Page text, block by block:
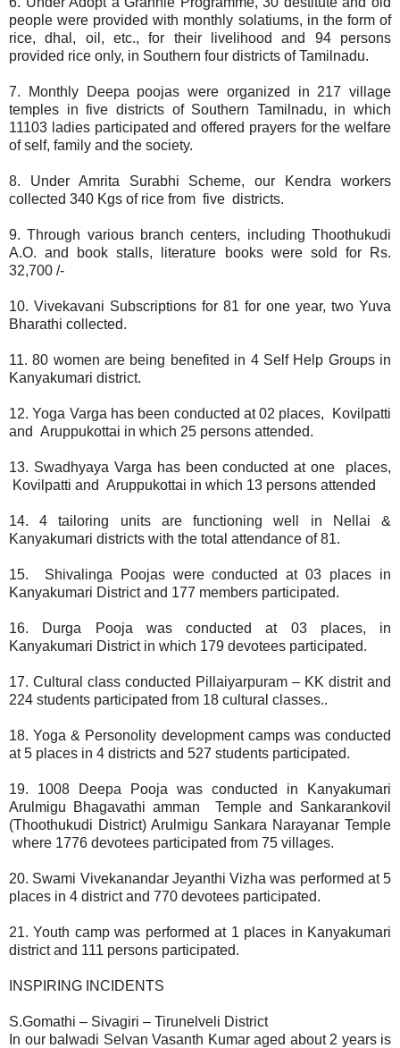
people were provided with monthly solatiums, in the form of
rice, dhal, oil, etc., for their livelihood and 94 persons
provided rice only, in Southern four districts of Tamilnadu.
7. Monthly Deepa poojas were organized in 217 village
temples in five districts of Southern Tamilnadu, in which
11103 ladies participated and offered prayers for the welfare
of self, family and the society.
8. Under Amrita Surabhi Scheme, our Kendra workers
collected 340 Kgs of rice from five districts.
9. Through various branch centers, including Thoothukudi
A.O. and book stalls, literature books were sold for Rs.
32,700 /-
10. Vivekavani Subscriptions for 81 for one year, two Yuva
Bharathi collected.
11. 80 women are being benefited in 4 Self Help Groups in
Kanyakumari district.
12. Yoga Varga has been conducted at 02 places, Kovilpatti
and Aruppukottai in which 25 persons attended.
13. Swadhyaya Varga has been conducted at one places,
Kovilpatti and Aruppukottai in which 13 persons attended
14. 4 tailoring units are functioning well in Nellai &
Kanyakumari districts with the total attendance of 81.
15. Shivalinga Poojas were conducted at 03 places in
Kanyakumari District and 177 members participated.
16. Durga Pooja was conducted at 03 places, in
Kanyakumari District in which 179 devotees participated.
17. Cultural class conducted Pillaiyarpuram – KK distrit and
224 students participated from 18 cultural classes..
18. Yoga & Personolity development camps was conducted
at 5 places in 4 districts and 527 students participated.
19. 1008 Deepa Pooja was conducted in Kanyakumari
Arulmigu Bhagavathi amman Temple and Sankarankovil
(Thoothukudi District) Arulmigu Sankara Narayanar Temple
where 1776 devotees participated from 75 villages.
20. Swami Vivekanandar Jeyanthi Vizha was performed at 5
places in 4 district and 770 devotees participated.
21. Youth camp was performed at 1 places in Kanyakumari
district and 111 persons participated.
INSPIRING INCIDENTS
S.Gomathi – Sivagiri – Tirunelveli District
In our balwadi Selvan Vasanth Kumar aged about 2 years is